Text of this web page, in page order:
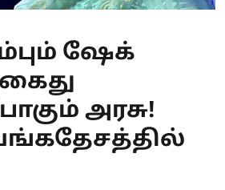
ஷேக்
அரசு!